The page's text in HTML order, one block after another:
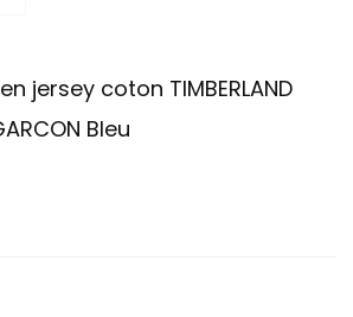
jersey coton TIMBERLAND
Bleu